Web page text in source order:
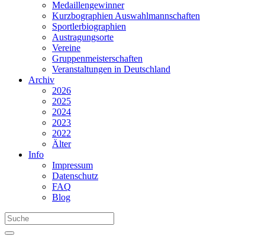
Medaillengewinner
Kurzbographien Auswahlmannschaften
Sportlerbiographien
Austragungsorte
Vereine
Gruppenmeisterschaften
Veranstaltungen in Deutschland
Archiv
2026
2025
2024
2023
2022
Älter
Info
Impressum
Datenschutz
FAQ
Blog